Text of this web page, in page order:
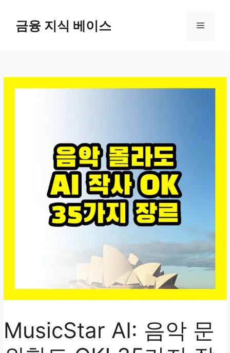
금융 지식 베이스 메
MusicStar AI: 음악 문